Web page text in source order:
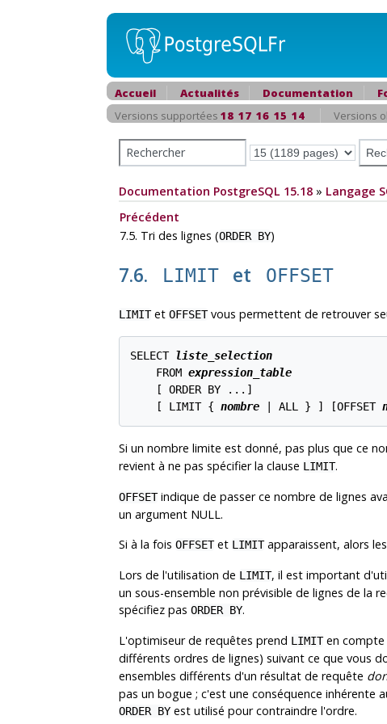
Accueil Actualités Documentation
Versions supportées 18 17 16 15 14 Versions
Documentation PostgreSQL 15.18 » Langage
Précédent
7.5. Tri des lignes (ORDER BY)
7.6. LIMIT et OFFSET
LIMITet OFFSETvous permettent de retrouver
SELECT liste_selection
    FROM
expression_table
    [
ORDER BY ... ]
    [
LIMIT { nombre | ALL } ] [OFFSET
Si un nombre limite est donné, pas plus que ce
revient à ne pas spécifier la clause LIMIT.
OFFSETindique de passer ce nombre de lignes
un argument NULL.
Si à la fois OFFSETet LIMITapparaissent, alors les
Lors de l'utilisation de LIMIT, il est important
un sous-ensemble non prévisible de lignes de la
spécifiez pas ORDER BY.
L'optimiseur de requêtes prend LIMITen compte
différents ordres de lignes) suivant ce que vous
ensembles différents d'un résultat de requête
pas un bogue ; c'est une conséquence inhérente
ORDER BY est utilisé pour contraindre l'ordre.